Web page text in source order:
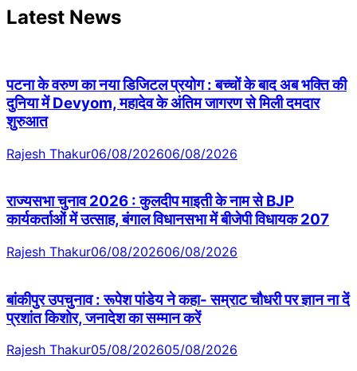
Latest News
पटना के वरुण का नया डिजिटल प्रयोग : बच्चों के बाद अब भक्ति की
दुनिया में Devyom, महादेव के अंतिम जागरण से मिली दमदार
शुरुआत
Rajesh Thakur06/08/202606/08/2026
राज्यसभा चुनाव 2026 : कुलदीप माइती के नाम से BJP
कार्यकर्ताओं में उत्साह, बंगाल विधानसभा में बीजेपी विधायक 207
Rajesh Thakur06/08/202606/08/2026
बांकीपुर उपचुनाव : रूपेश पांडेय ने कहा- सम्राट चौधरी पर ज्ञान ना दें
प्रशांत किशोर, जनादेश का सम्मान करें
Rajesh Thakur05/08/202605/08/2026